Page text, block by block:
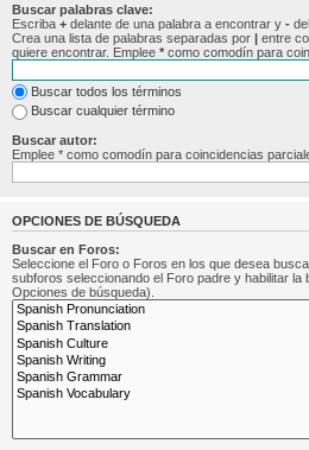
Buscar palabras clave:
Escriba + delante de una palabra a encontrar y -
Crea una lista de palabras separadas por | entre
quiere encontrar. Emplee * como comodín para
Buscar todos los términos
Buscar cualquier término
Buscar autor:
Emplee * como comodín para coincidencias
OPCIONES DE BÚSQUEDA
Buscar en Foros:
Seleccione el Foro o Foros en los que desea
subforos seleccionando el Foro padre y habilitar la
Opciones de búsqueda).